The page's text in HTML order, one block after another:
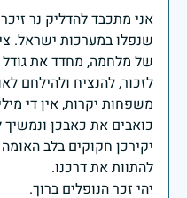
אני מתכבד להדליק נר
שנפלו במערכות ישראל.
של מלחמה, מחדד את גודל
משפחות יקרות, אין די
כואבים את כאבכן ונמשיך
יקירכן חקוקים בלב
יהי זכר הנופלים ברוך.